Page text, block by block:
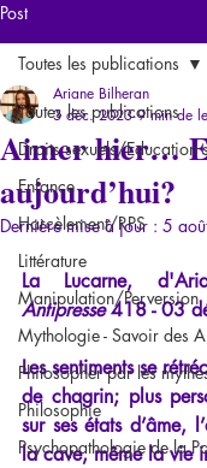
Post
Toutes les publications
Droits sexuels/Education
Enfance
Harcèlement/RPS
Littérature
Manipulation/Perversion
Mythologie - Savoir des
Philosopher par les
Philosophie
Psychopathologie de la
Toutes les publications
Aimer hier…
aujourd’hui?
Ariane Bilheran
3 déc. 2023 9 min de
Dernière mise à jour : 5
Antipresse 418 - 03
Les sentiments se
de chagrin; plus
sur ses états d’âme,
la cave, même la vie